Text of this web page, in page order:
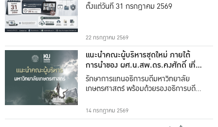
ตั้งแต่วันที่ 31 กรกฎาคม 2569
22 กรกฎาคม 2569
แนะนำคณะผู้บริหารชุดใหม่ ภายใต้
การนำของ ผศ.น.สพ.ดร.คงศักดิ์ เที่ยง
ธรรม
รักษาการแทนอธิการบดีมหาวิทยาลัย
เกษตรศาสตร์ พร้อมด้วยรองอธิการบดีทั้ง
14 กรกฎาคม 2569